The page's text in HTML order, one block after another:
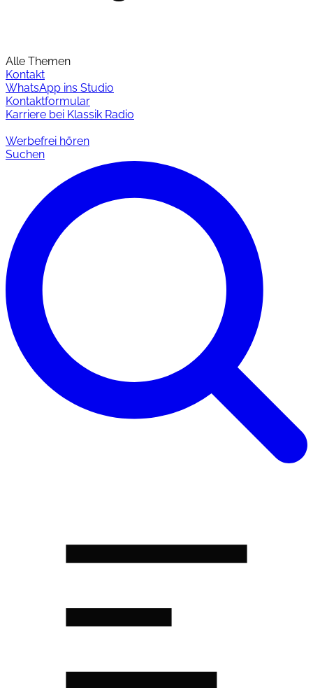
Alle Themen
Kontakt
WhatsApp ins Studio
Kontaktformular
Karriere bei Klassik Radio
Werbefrei hören
Suchen